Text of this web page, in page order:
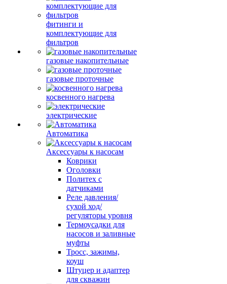
фитинги и
комплектующие для
фильтров
газовые накопительные
газовые проточные
косвенного нагрева
электрические
Автоматика
Аксессуары к насосам
Коврики
Оголовки
Политех с
датчиками
Реле давления/
сухой ход/
регуляторы уровня
Термоусадки для
насосов и заливные
муфты
Тросс, зажимы,
коуш
Штуцер и адаптер
для скважин